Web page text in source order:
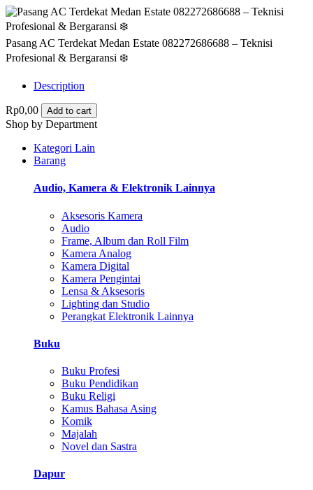
Pasang AC Terdekat Medan Estate 082272686688 – Teknisi
Profesional & Bergaransi ❄️
Description
Rp0,00 Add to cart
Shop by Department
Kategori Lain
Barang
Audio, Kamera & Elektronik Lainnya
Aksesoris Kamera
Audio
Frame, Album dan Roll Film
Kamera Analog
Kamera Digital
Kamera Pengintai
Lensa & Aksesoris
Lighting dan Studio
Perangkat Elektronik Lainnya
Buku
Buku Profesi
Buku Pendidikan
Buku Religi
Kamus Bahasa Asing
Komik
Majalah
Novel dan Sastra
Dapur